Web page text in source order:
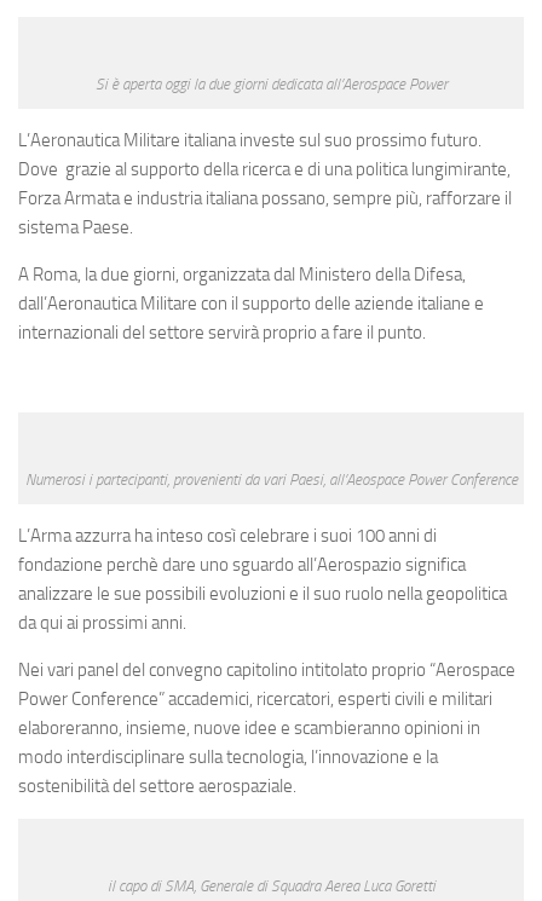
Si è aperta oggi la due giorni dedicata all’Aerospace Power
L’Aeronautica Militare italiana investe sul suo prossimo futuro.
Dove grazie al supporto della ricerca e di una politica lungimirante,
Forza Armata e industria italiana possano, sempre più, rafforzare il
sistema Paese.
A Roma, la due giorni, organizzata dal Ministero della Difesa,
dall’Aeronautica Militare con il supporto delle aziende italiane e
internazionali del settore servirà proprio a fare il punto.
Numerosi i partecipanti, provenienti da vari Paesi, all’Aeospace Power Conference
L’Arma azzurra ha inteso così celebrare i suoi 100 anni di
fondazione perchè dare uno sguardo all’Aerospazio significa
analizzare le sue possibili evoluzioni e il suo ruolo nella geopolitica
da qui ai prossimi anni.
Nei vari panel del convegno capitolino intitolato proprio “Aerospace
Power Conference” accademici, ricercatori, esperti civili e militari
elaboreranno, insieme, nuove idee e scambieranno opinioni in
modo interdisciplinare sulla tecnologia, l’innovazione e la
sostenibilità del settore aerospaziale.
il capo di SMA, Generale di Squadra Aerea Luca Goretti